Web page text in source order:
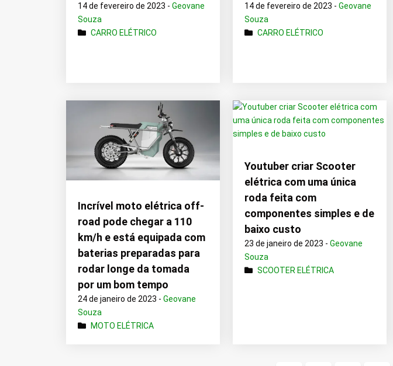
14 de fevereiro de 2023 -Geovane
Souza
CARRO ELÉTRICO
14 de fevereiro de 2023 -Geovane
Souza
CARRO ELÉTRICO
Incrível moto elétrica off-
road pode chegar a 110
km/h e está equipada com
baterias preparadas para
rodar longe da tomada
por um bom tempo
24 de janeiro de 2023 -Geovane
Souza
MOTO ELÉTRICA
Youtuber criar Scooter
elétrica com uma única
roda feita com
componentes simples e de
baixo custo
23 de janeiro de 2023 -Geovane
Souza
SCOOTER ELÉTRICA